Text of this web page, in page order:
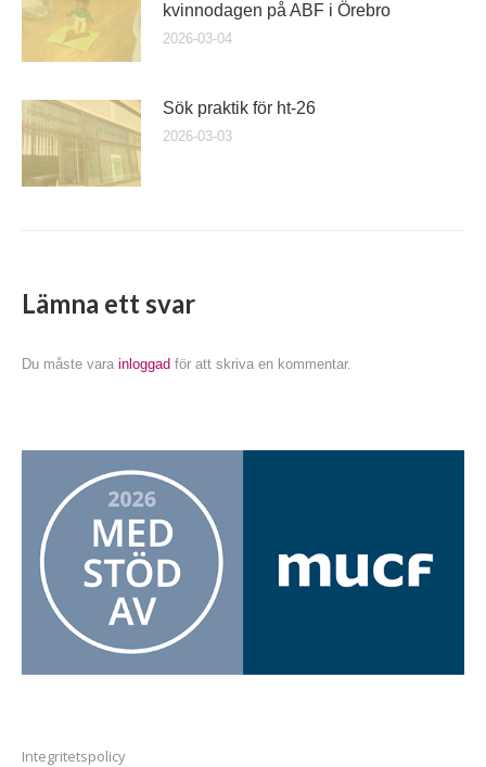
kvinnodagen på ABF i Örebro
2026-03-04
Sök praktik för ht-26
2026-03-03
Lämna ett svar
Du måste vara inloggad för att skriva en kommentar.
Integritetspolicy